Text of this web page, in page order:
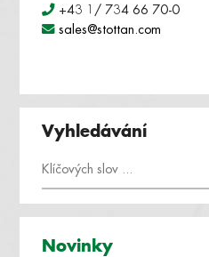
Vyhledávání
Novinky
+43 1/ 734 66 70-0
sales@stottan.com